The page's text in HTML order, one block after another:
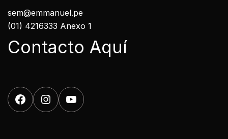
sem@emmanuel.pe
(01) 4216333 Anexo 1
Contacto Aquí